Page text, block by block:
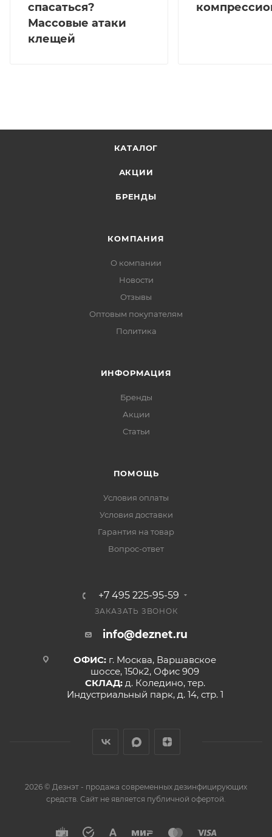
спасаться?
Массовые атаки
клещей
КАТАЛОГ
АКЦИИ
БРЕНДЫ
КОМПАНИЯ
О компании
Новости
Отзывы
Оптовым покупателям
Политика
ИНФОРМАЦИЯ
Бренды
Акции
Статьи
ПОМОЩЬ
Условия оплаты
Условия доставки
Гарантия на товар
Вопрос-ответ
+7 495 225-95-59
ЗАКАЗАТЬ ЗВОНОК
info@deznet.ru
ОФИС: г. Москва, Варшавское
шоссе, 150к2, Офис 909
СКЛАД: д. Коледино, тер.
Индустриальный парк, д. 14, стр. 1
2026 © Дезнэт - продажа современных дезинфицирующих
средств. Сайт не является публичной офертой.